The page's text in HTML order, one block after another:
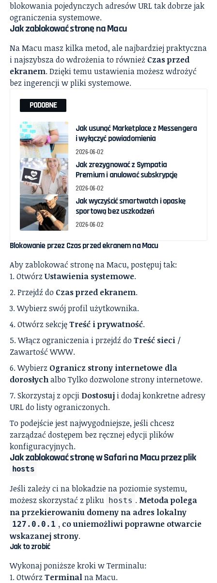
blokowania pojedynczych adresów URL tak dobrze jak
ograniczenia systemowe.
Jak zablokować stronę naMacu
Na Macu masz kilka metod, ale najbardziej praktyczna
i najszybsza do wdrożenia to również Czas przed
ekranem. Dzięki temu ustawienia możesz wdrożyć
bez ingerencji w pliki systemowe.
PODOBNE
Jak usunąć Marketplace z Messengera
i wyłączyć powiadomienia
2026-06-02
Jak zrezygnować z Sympatia
Premium i anulować subskrypcję
2026-06-02
Jak wyczyścić smartwatch i opaskę
sportową bez uszkodzeń
2026-06-02
Blokowanie przez Czas przed ekranemna Macu
Aby zablokować stronę na Macu, postępuj tak:
Otwórz Ustawienia systemowe.
Przejdź do Czas przed ekranem.
Wybierz swój profil użytkownika.
Otwórz sekcjęTreść i prywatność.
Włącz ograniczenia i przejdź do Treść sieci /
Zawartość WWW.
Wybierz Ogranicz strony internetowe dla
dorosłychalbo Tylko dozwolone strony internetowe.
Skorzystaj z opcji Dostosuj i dodaj konkretne adresy
URL do listy ograniczonych.
To podejście jest najwygodniejsze, jeśli chcesz
zarządzać dostępem bez ręcznej edycji plików
konfiguracyjnych.
Jak zablokować stronę w Safari na Macu przez plik
hosts
Jeśli zależy ci na blokadzie na poziomie systemu,
możesz skorzystać z pliku hosts . Metoda polega
na przekierowaniu domeny na adres lokalny
127.0.0.1 , co uniemożliwi poprawne otwarcie
wskazanej strony.
Jak to zrobić
Wykonaj poniższe kroki w Terminalu:
Otwórz Terminalna Macu.